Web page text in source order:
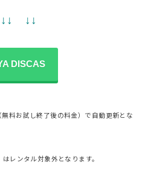
↓↓
DISCAS
料お試し終了後の料金）で自動更新とな
レンタル対象外となります。